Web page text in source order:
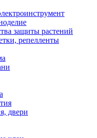
защиты растений
репелленты
двери